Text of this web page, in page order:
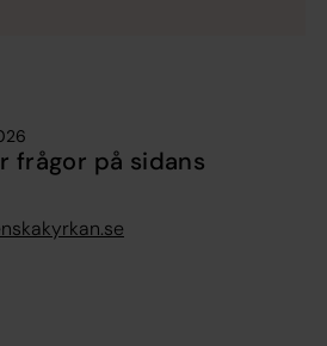
frågor på sidans